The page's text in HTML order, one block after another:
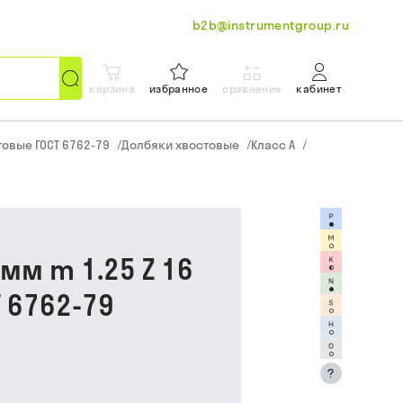
b2b@instrumentgroup.ru
корзина избранное сравнение кабинет
ГОСТ 6762-79 /Долбяки хвостовые /Класс A /
m 1.25 Z 16
6762-79
?